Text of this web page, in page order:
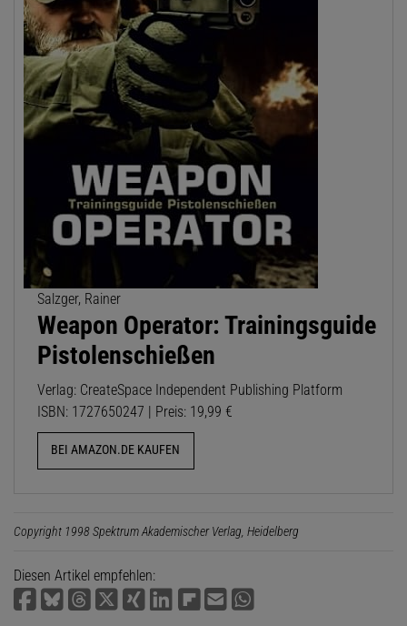
Salzger, Rainer
Weapon Operator: Trainingsguide
Pistolenschießen
Verlag: CreateSpace Independent Publishing Platform
ISBN: 1727650247 | Preis: 19,99 €
BEI AMAZON.DE KAUFEN
Copyright 1998 Spektrum Akademischer Verlag, Heidelberg
Diesen Artikel empfehlen: